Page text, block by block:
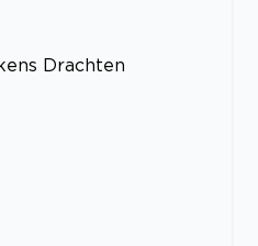
Drachten